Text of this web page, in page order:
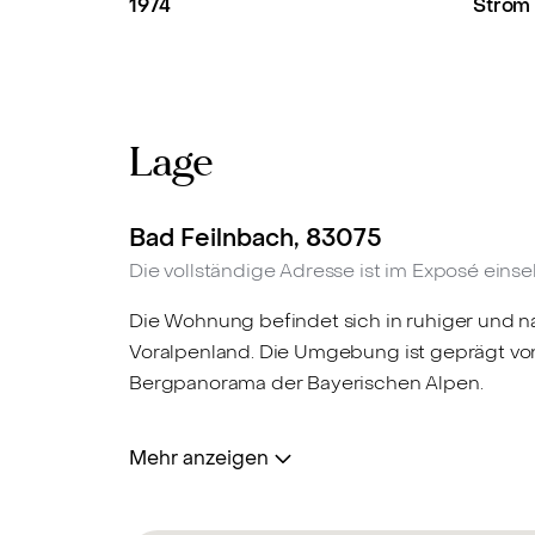
1974
Strom
Lage
Bad Feilnbach, 83075
Die vollständige Adresse ist im Exposé
Die Wohnung befindet sich in ruhiger und
Voralpenland. Die Umgebung ist geprägt
Bergpanorama der Bayerischen Alpen.
Apotheken sowie weitere Einrichtungen
Mehr anzeigen